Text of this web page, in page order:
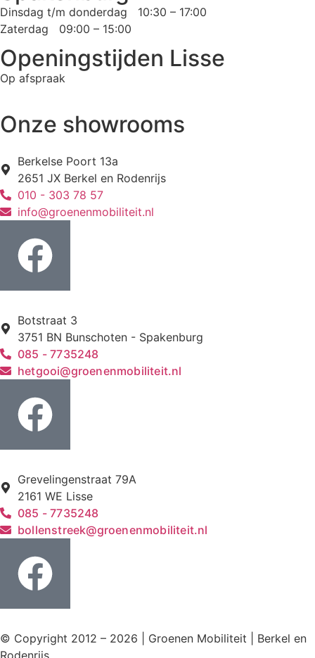
Dinsdag t/m donderdag 10:30 – 17:00
Zaterdag 09:00 – 15:00
Openingstijden Lisse
Op afspraak
Onze showrooms
Berkelse Poort 13a
2651 JX Berkel en Rodenrijs
010 - 303 78 57
info@groenenmobiliteit.nl
Botstraat 3
3751 BN Bunschoten - Spakenburg
085 - 7735248
hetgooi@groenenmobiliteit.nl
Grevelingenstraat 79A
2161 WE Lisse
085 - 7735248
bollenstreek@groenenmobiliteit.nl
© Copyright 2012 – 2026 | Groenen Mobiliteit | Berkel en